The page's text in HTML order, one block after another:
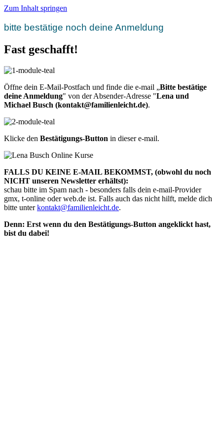
Zum Inhalt springen
bitte bestätige noch deine Anmeldung
Fast geschafft!
Öffne dein E-Mail-Postfach und finde die e-mail „Bitte bestätige
deine Anmeldung" von der Absender-Adresse "Lena und
Michael Busch (kontakt@familienleicht.de).
Klicke den Bestätigungs-Button in dieser e-mail.
FALLS DU KEINE E-MAIL BEKOMMST, (obwohl du noch
NICHT unseren Newsletter erhältst):
schau bitte im Spam nach - besonders falls dein e-mail-Provider
gmx, t-online oder web.de ist. Falls auch das nicht hilft, melde dich
bitte unterkontakt@familienleicht.de.
Denn: Erst wenn du den Bestätigungs-Button angeklickt hast,
bist du dabei!